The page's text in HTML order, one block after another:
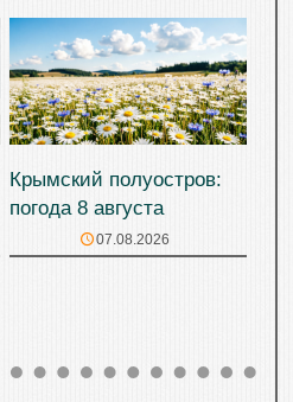
Крымский полуостров:
погода 8 августа
07.08.2026